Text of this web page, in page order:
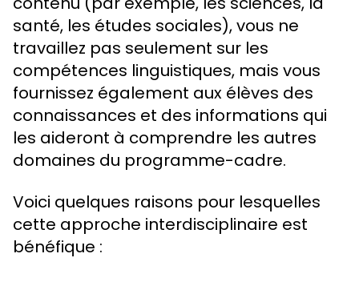
santé, les études sociales), vous ne
travaillez pas seulement sur les
compétences linguistiques, mais vous
fournissez également aux élèves des
connaissances et des informations qui
les aideront à comprendre les autres
domaines du programme-cadre.
Voici quelques raisons pour lesquelles
cette approche interdisciplinaire est
bénéfique :